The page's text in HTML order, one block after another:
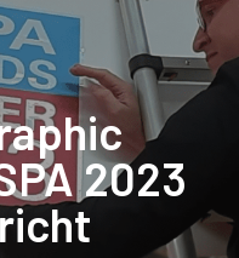
2023